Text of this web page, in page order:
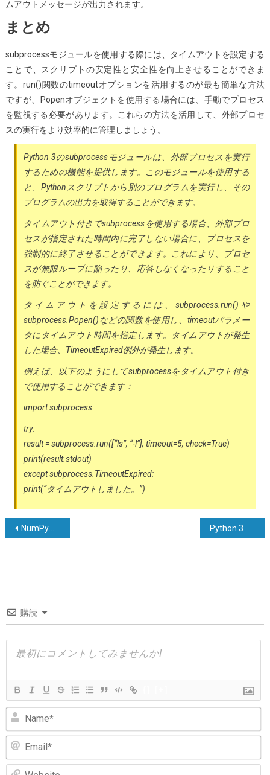
ムアウトメッセージが出力されます。
まとめ
subprocessモジュールを使用する際には、タイムアウトを設定する
ことで、スクリプトの安定性と安全性を向上させることができま
す。run()関数のtimeoutオプションを活用するのが最も簡単な方法
ですが、Popenオブジェクトを使用する場合には、手動でプロセス
を監視する必要があります。これらの方法を活用して、外部プロセ
スの実行をより効率的に管理しましょう。
Python 3のsubprocessモジュールは、外部プロセスを実行
するための機能を提供します。このモジュールを使用する
と、Pythonスクリプトから別のプログラムを実行し、その
プログラムの出力を取得することができます。
タイムアウト付きでsubprocessを使用する場合、外部プロ
セスが指定された時間内に完了しない場合に、プロセスを
強制的に終了させることができます。これにより、プロセ
スが無限ループに陥ったり、応答しなくなったりすること
を防ぐことができます。
タイムアウトを設定するには、subprocess.run()や
subprocess.Popen()などの関数を使用し、timeoutパラメー
タにタイムアウト時間を指定します。タイムアウトが発生
した場合、TimeoutExpired例外が発生します。
例えば、以下のようにしてsubprocessをタイムアウト付き
で使用することができます：
import subprocess
try:
result = subprocess.run([“ls”, “-l”], timeout=5, check=True)
print(result.stdout)
except subprocess.TimeoutExpired:
print(“タイムアウトしました。”)
投
ー
シ
ョ
NumPyを使用してユークリッド距離を計算する方法は？
購読